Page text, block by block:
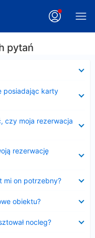
pytań
posiadając karty
czy moja rezerwacja
rezerwację
mi on potrzebny?
obiektu?
nocleg?